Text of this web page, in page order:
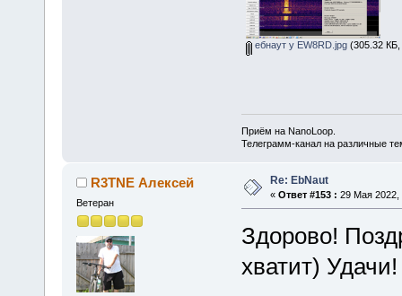
ебнаут у EW8RD.jpg(305.32 КБ,
Приём на NanoLoop.
Телеграмм-канал на различные
R3TNE Алексей
Ветеран
Re: EbNaut
« Ответ #153 : 29 Мая 2022,
Здорово!
хватит) Удачи!